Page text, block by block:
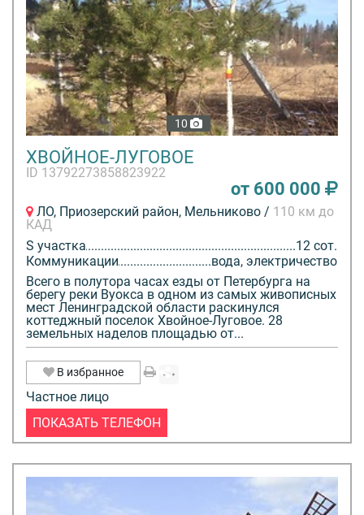
10
ХВОЙНОЕ-ЛУГОВОЕ
ID 13792273858823922
от 600 000
ЛО, Приозерский район, Мельниково / 110 км до
КАД
S участка
12 сот.
Коммуникации
вода, электричество
Всего в полутора часах езды от Петербурга на
берегу реки Вуокса в одном из самых живописных
мест Ленинградской области раскинулся
коттеджный поселок Хвойное-Луговое. 28
земельных наделов площадью от...
В избранное
Частное лицо
ПОКАЗАТЬ ТЕЛЕФОН